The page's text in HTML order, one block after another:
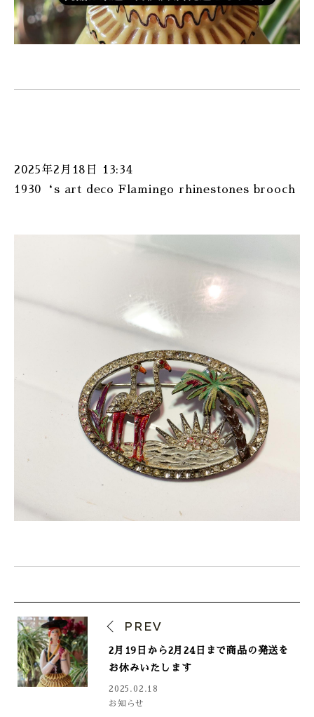
2025年2月18日 13:34
1930‘s art deco Flamingo rhinestones brooch
PREV
2月19日から2月24日まで商品の発送を
お休みいたします
2025.02.18
お知らせ